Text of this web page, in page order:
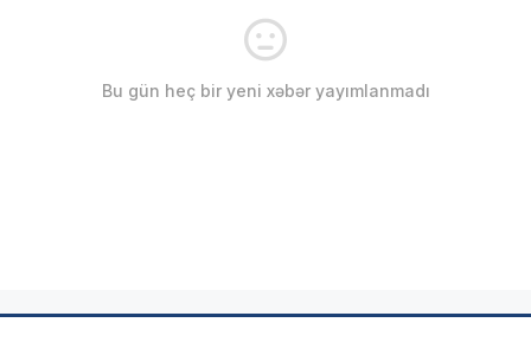
Bu gün heç bir yeni xəbər yayımlanmadı